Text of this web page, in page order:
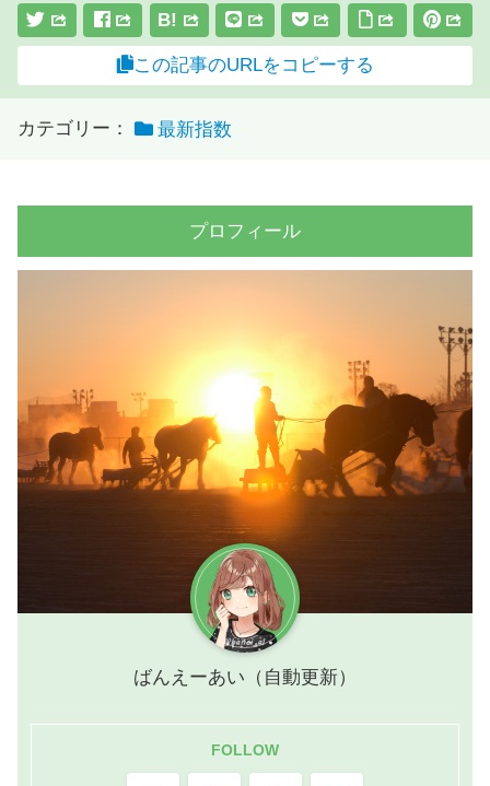
B!
この記事のURLをコピーする
カテゴリー： 最新指数
プロフィール
ばんえーあい（自動更新）
FOLLOW